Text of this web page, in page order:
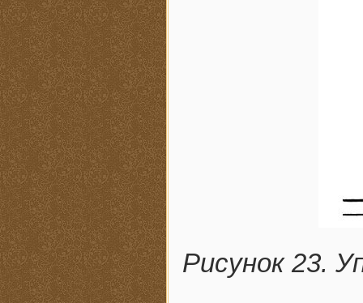
Рисунок 23.